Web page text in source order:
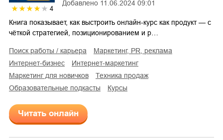
4
Добавлено 11.06.2024 09:01
Книга показывает, как выстроить онлайн-курс как продукт — с
чёткой стратегией, позиционированием и р…
поиск работы / карьера
маркетинг, PR, реклама
интернет-бизнес
интернет-маркетинг
маркетинг для новичков
техника продаж
образовательные подкасты
курсы
Читать онлайн